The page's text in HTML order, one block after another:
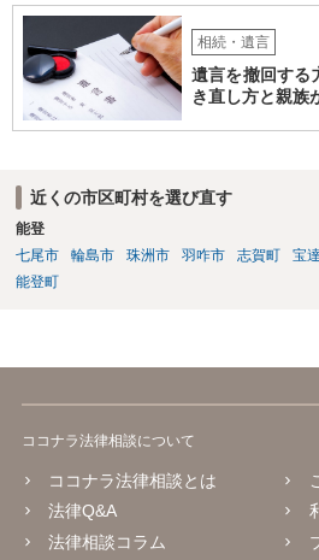
相続・遺言
遺言を撤回する
き直し方と親族
近くの市区町村を選び直す
能登
七尾市
輪島市 珠洲市 羽咋市 志賀町 宝
能登町
ココナラ法律相談について
ココナラ法律相談とは
法律Q&A
法律相談コラム